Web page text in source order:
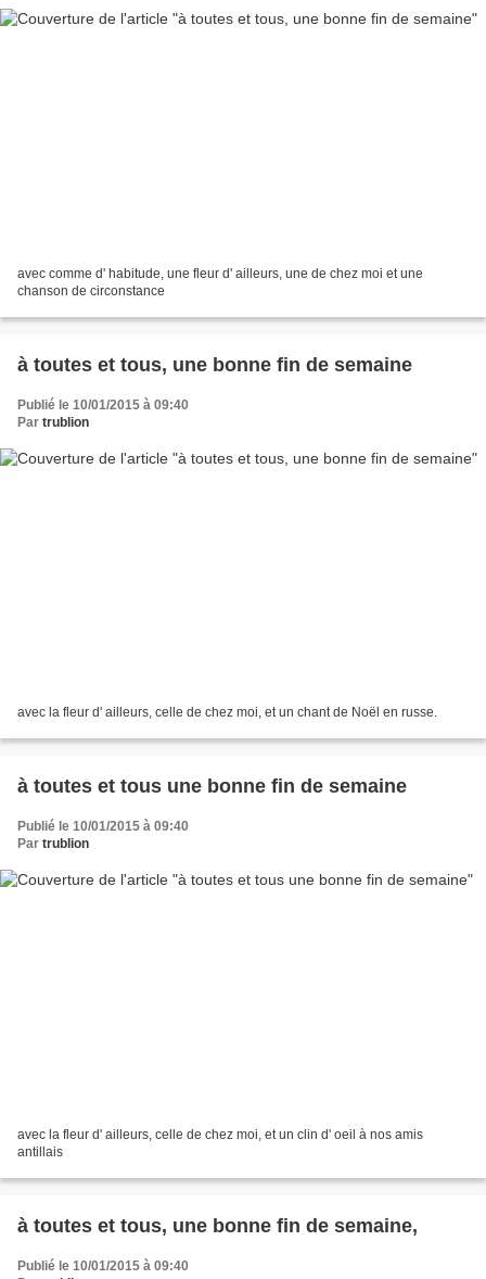
avec comme d' habitude, une fleur d' ailleurs, une de chez moi et une
chanson de circonstance
à toutes et tous, une bonne fin de semaine
Publié le 10/01/2015 à 09:40
Par trublion
avec la fleur d' ailleurs, celle de chez moi, et un chant de Noël en russe.
à toutes et tous une bonne fin de semaine
Publié le 10/01/2015 à 09:40
Par trublion
avec la fleur d' ailleurs, celle de chez moi, et un clin d' oeil à nos amis
antillais
à toutes et tous, une bonne fin de semaine,
Publié le 10/01/2015 à 09:40